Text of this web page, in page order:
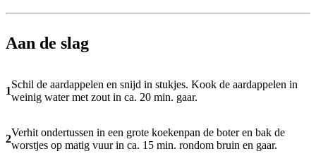
Aan de slag
1
Schil de aardappelen en snijd in stukjes. Kook de aardappelen in
weinig water met zout in ca. 20 min. gaar.
2
Verhit ondertussen in een grote koekenpan de boter en bak de
worstjes op matig vuur in ca. 15 min. rondom bruin en gaar.